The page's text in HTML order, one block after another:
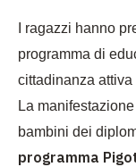
I ragazzi hanno
programma di
cittadinanza
La
bambini dei
programma